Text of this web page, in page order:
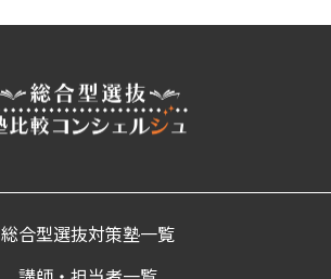
総合型選抜対策塾一覧